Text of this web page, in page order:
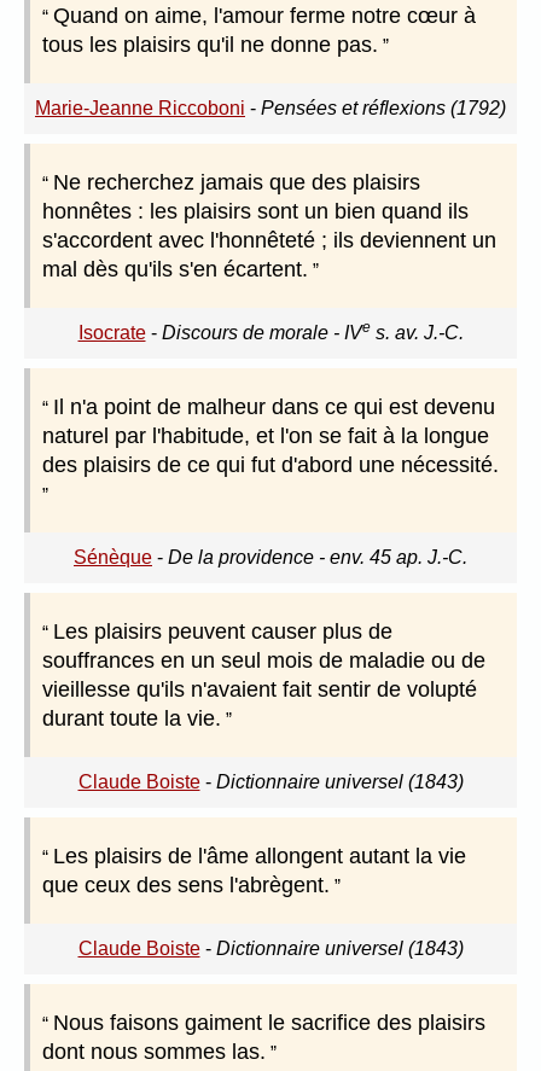
Quand on aime, l'amour ferme notre cœur à
tous les plaisirs qu'il ne donne pas.
Marie-Jeanne Riccoboni - Pensées et réflexions (1792)
Ne recherchez jamais que des plaisirs
honnêtes : les plaisirs sont un bien quand ils
s'accordent avec l'honnêteté ; ils deviennent un
mal dès qu'ils s'en écartent.
Isocrate- Discours de morale - IVes. av. J.-C.
Il n'a point de malheur dans ce qui est devenu
naturel par l'habitude, et l'on se fait à la longue
des plaisirs de ce qui fut d'abord une nécessité.
Sénèque - De la providence - env. 45 ap. J.-C.
Les plaisirs peuvent causer plus de
souffrances en un seul mois de maladie ou de
vieillesse qu'ils n'avaient fait sentir de volupté
durant toute la vie.
Claude Boiste- Dictionnaire universel (1843)
Les plaisirs de l'âme allongent autant la vie
que ceux des sens l'abrègent.
Claude Boiste- Dictionnaire universel (1843)
Nous faisons gaiment le sacrifice des plaisirs
dont nous sommes las.